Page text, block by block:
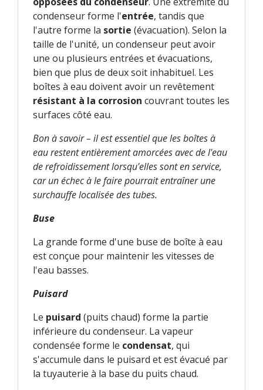
condenseur forme l'entrée, tandis que
l'autre forme la sortie (évacuation). Selon la
taille de l'unité, un condenseur peut avoir
une ou plusieurs entrées et évacuations,
bien que plus de deux soit inhabituel. Les
boîtes à eau doivent avoir un revêtement
résistant à la corrosion couvrant toutes les
surfaces côté eau.
Bon à savoir – il est essentiel que les boîtes à
eau restent entièrement amorcées avec de l'eau
de refroidissement lorsqu'elles sont en service,
car un échec à le faire pourrait entraîner une
surchauffe localisée des tubes.
Buse
La grande forme d'une buse de boîte à eau
est conçue pour maintenir les vitesses de
l'eau basses.
Puisard
Le puisard (puits chaud) forme la partie
inférieure du condenseur. La vapeur
condensée forme le condensat, qui
s'accumule dans le puisard et est évacué par
la tuyauterie à la base du puits chaud.